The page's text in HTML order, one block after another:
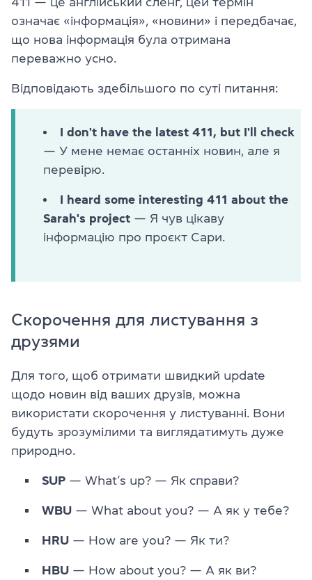
означає «інформація», «новини» і передбачає,
що нова інформація була отримана
переважно усно.
Відповідають здебільшого по суті питання:
I don't have the latest 411, but I'll check
— У мене немає останніх новин, але я
перевірю.
I heard some interesting 411 about the
Sarah's project — Я чув цікаву
інформацію про проєкт Сари.
Скорочення для листування з
друзями
Для того, щоб отримати швидкий update
щодо новин від ваших друзів, можна
використати скорочення у листуванні. Вони
будуть зрозумілими та виглядатимуть дуже
природно.
SUP — What’s up? — Як справи?
WBU — What about you? — А як у тебе?
HRU — How are you? — Як ти?
HBU — How about you? — А як ви?